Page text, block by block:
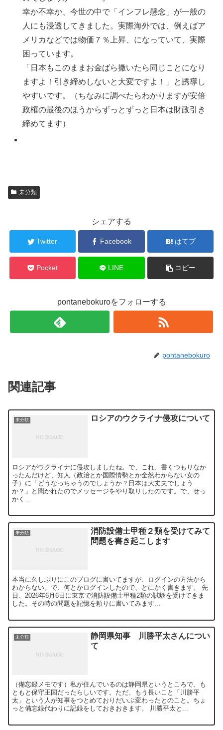
幸か不幸か、今世の中で「インフレ懸念」が一般の
人にも浸透してきました。実際海外では、例えばア
メリカなどでは物価７％上昇、になっていて、実際
困っています。
「日本もこのままお金ばら撒いたら同じことになり
ますよ！引き締めしないと大変ですよ！」と誘導し
やすいです。（ちなみに調べたらわかりますが安倍
政権の最後のほうからずっとずっと日本は財政引き
締めてます）
未分類
シェアする
Twitter Facebook はてブ
Pocket LINE コピー
pontanebokuroをフォローする
pontanebokuro
関連記事
未分類 ロシアのウクライナ侵攻について
ロシアがウクライナに侵攻しましたね。で、これ、書くつもりなか
ったんだけど、知人（政治とか国際情勢とか全然わからない女の
子）に「どうなっちゃうのでしょうか？日本は大丈夫でしょう
か？」と聞かれたのでメッセージをやり取りしたのです。で、せっ
かく...
未分類
消防設備士甲種２類を受けてみて
問題を書き起こします
本当に久しぶりにこのブログに書いてますが、ログインの方法から
わからない。で、何とかログインしたので、とにかく書きます。 先
日、2026年6月6日に東京で消防設備士甲種2類の試験を受けてきま
した。その時の問題を記憶を頼りに書いてみます...
未分類
静岡県知事 川勝平太さんについ
て
（備忘録メモです）私が住んでいるのは静岡県というところで、も
ともと保守王国だったらしいです。ただ、もう長いこと「川勝平
太」という人が知事をつとめておりだいぶ変わったとのこと。ちょ
っと備忘録代わりに記録をしておきおきます。 川勝平太と...